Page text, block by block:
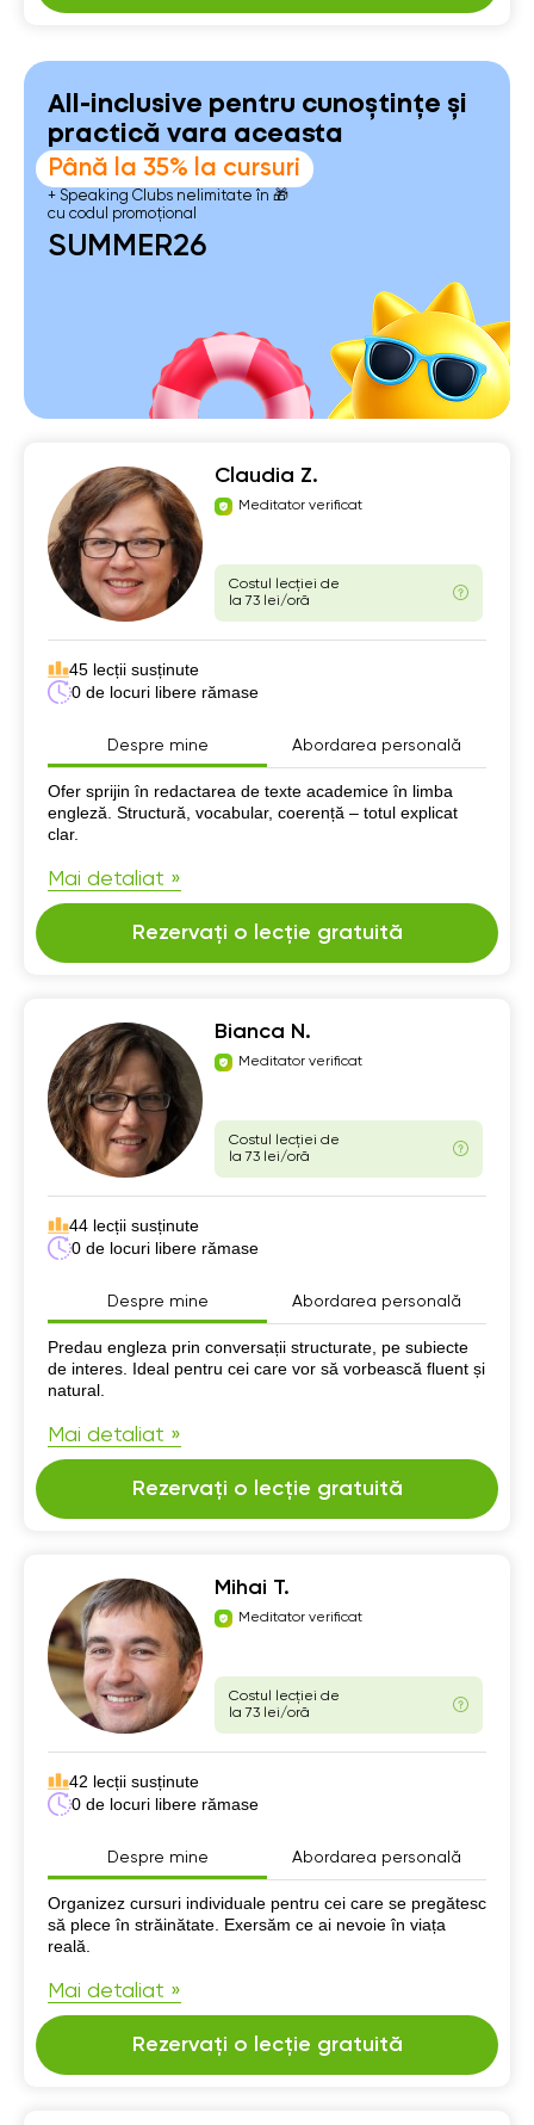
All-inclusive pentru cunoștințe și
practică vara aceasta
Până la 35% la cursuri
+ Speaking Clubs nelimitate în 🎁
cu codul promoțional
SUMMER26
Claudia Z.
Meditator verificat
Costul lecției de
la 73 lei/oră
45 lecții susținute
0 de locuri libere rămase
Despre mine Abordarea personală
Despre mine
Ofer sprijin în redactarea de texte academice în limba
engleză. Structură, vocabular, coerență – totul explicat
clar.
Mai detaliat »
Rezervați o lecție gratuită
Bianca N.
Meditator verificat
Costul lecției de
la 73 lei/oră
44 lecții susținute
0 de locuri libere rămase
Despre mine Abordarea personală
Despre mine
Predau engleza prin conversații structurate, pe subiecte
de interes. Ideal pentru cei care vor să vorbească fluent și
natural.
Mai detaliat »
Rezervați o lecție gratuită
Mihai T.
Meditator verificat
Costul lecției de
la 73 lei/oră
42 lecții susținute
0 de locuri libere rămase
Despre mine Abordarea personală
Despre mine
Organizez cursuri individuale pentru cei care se pregătesc
să plece în străinătate. Exersăm ce ai nevoie în viața
reală.
Mai detaliat »
Rezervați o lecție gratuită